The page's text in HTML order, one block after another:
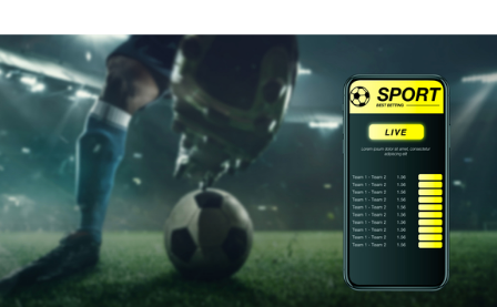
ă aici (P)
Iată 3
opţiuni
ce vin în
ajutorul
tău (P)
care să
optezi